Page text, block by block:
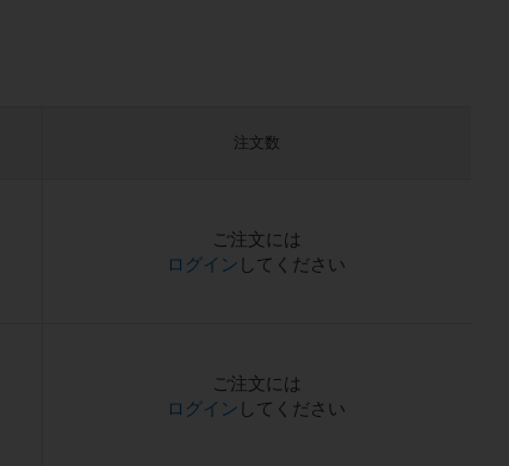
注文数
ご注文には
ログイン してください
ご注文には
ログイン してください